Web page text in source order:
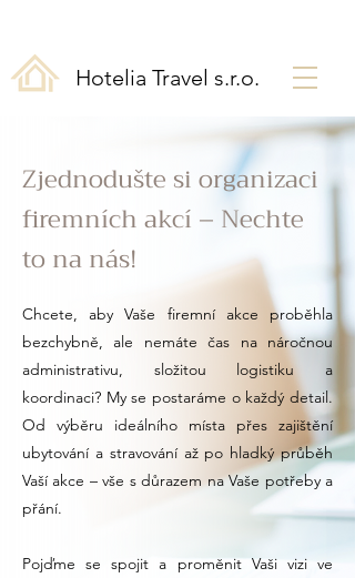
Hotelia Travel s.r.o.
Zjednodušte si organizaci
firemních akcí – Nechte
to na nás!
Chcete, aby Vaše firemní akce proběhla
bezchybně, ale nemáte čas na náročnou
administrativu, složitou logistiku a
koordinaci? My se postaráme o každý detail.
Od výběru ideálního místa přes zajištění
ubytování a stravování až po hladký průběh
Vaší akce – vše s důrazem na Vaše potřeby a
přání.
Pojďme se spojit a proměnit Vaši vizi ve